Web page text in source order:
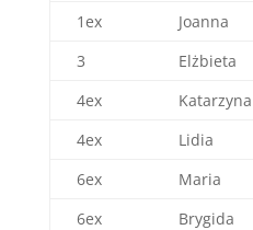
1ex
Joanna
3
Elżbieta
4ex
Katarzyna
4ex
Lidia
6ex
Maria
6ex
Brygida